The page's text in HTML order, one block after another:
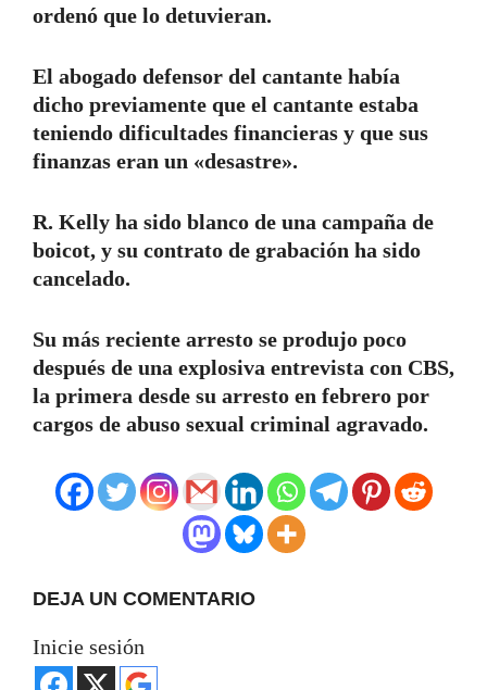
ordenó que lo detuvieran.
El abogado defensor del cantante había
dicho previamente que el cantante estaba
teniendo dificultades financieras y que sus
finanzas eran un «desastre».
R. Kelly ha sido blanco de una campaña de
boicot, y su contrato de grabación ha sido
cancelado.
Su más reciente arresto se produjo poco
después de una explosiva entrevista con CBS,
la primera desde su arresto en febrero por
cargos de abuso sexual criminal agravado.
DEJA UN COMENTARIO
Inicie sesión